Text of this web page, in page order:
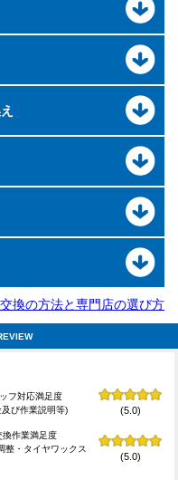
換の方法と専門店の選び方
フ対応満足度
及び作業説明等)
(5.0)
換作業満足度
整・タイヤワックス
(5.0)